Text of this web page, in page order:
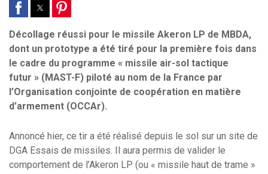
Décollage réussi pour le missile Akeron LP de MBDA,
dont un prototype a été tiré pour la première fois dans
le cadre du programme « missile air-sol tactique
futur » (MAST-F) piloté au nom de la France par
l’Organisation conjointe de coopération en matière
d’armement (OCCAr).
Annoncé hier, ce tir a été réalisé depuis le sol sur un site de
DGA Essais de missiles. Il aura permis de valider le
comportement de l’Akeron LP (ou « missile haut de trame »